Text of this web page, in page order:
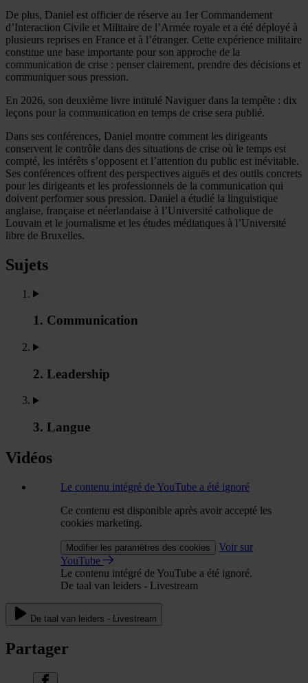
De plus, Daniel est officier de réserve au 1er Commandement
d’Interaction Civile et Militaire de l’Armée royale et a été déployé à
plusieurs reprises en France et à l’étranger. Cette expérience militaire
constitue une base importante pour son approche de la
communication de crise : penser clairement, prendre des décisions et
communiquer sous pression.
En 2026, son deuxième livre intitulé Naviguer dans la tempête : dix
leçons pour la communication en temps de crise sera publié.
Dans ses conférences, Daniel montre comment les dirigeants
conservent le contrôle dans des situations de crise où le temps est
compté, les intérêts s’opposent et l’attention du public est inévitable.
Ses conférences offrent des perspectives aiguës et des outils concrets
pour les dirigeants et les professionnels de la communication qui
doivent performer sous pression. Daniel a étudié la linguistique
anglaise, française et néerlandaise à l’Université catholique de
Louvain et le journalisme et les études médiatiques à l’Université
libre de Bruxelles.
Sujets
1. Communication
2. Leadership
3. Langue
Vidéos
Le contenu intégré de YouTube a été ignoré
Ce contenu est disponible après avoir accepté les
cookies marketing.
Modifier les paramètres des cookies
Voir sur
YouTube
Le contenu intégré de YouTube a été ignoré.
De taal van leiders - Livestream
De taal van leiders - Livestream
Partager